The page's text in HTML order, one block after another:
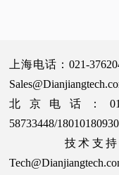
上海电话：021-
北京电话：
58733448/
技术支持